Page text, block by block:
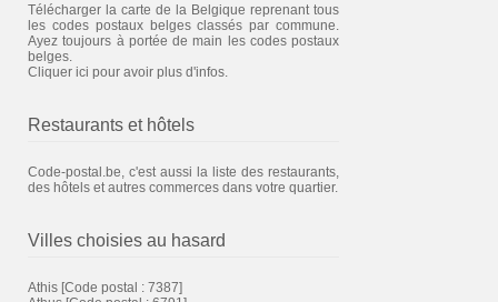
Télécharger la carte de la Belgique reprenant tous
les codes postaux belges classés par commune.
Ayez toujours à portée de main les codes postaux
belges.
Cliquer ici pour avoir plus d'infos.
Restaurants et hôtels
Code-postal.be, c'est aussi la liste des restaurants,
des hôtels et autres commerces dans votre quartier.
Villes choisies au hasard
Athis [Code postal : 7387]